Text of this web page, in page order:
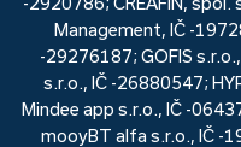
Management, IČ -
-29276187; GOFIS
s.r.o., IČ -26880547;
Mindee app s.r.o., IČ -
mooyBT alfa s.r.o., IČ -